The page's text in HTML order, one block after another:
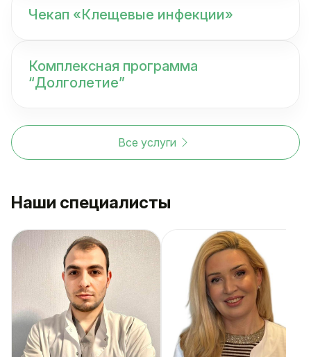
Чекап «Клещевые инфекции»
Комплексная программа
“Долголетие”
Все услуги
Наши специалисты